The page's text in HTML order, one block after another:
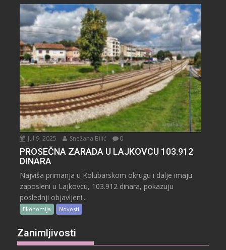
Jul 9, 2025 Snežana Bilić 0
PROSEČNA ZARADA U LAJKOVCU 103.912
DINARA
Najviša primanja u Kolubarskom okrugu i dalje imaju
zaposleni u Lajkovcu, 103.912 dinara, pokazuju
poslednji objavljeni...
Ekonomija Novosti
Zanimljivosti